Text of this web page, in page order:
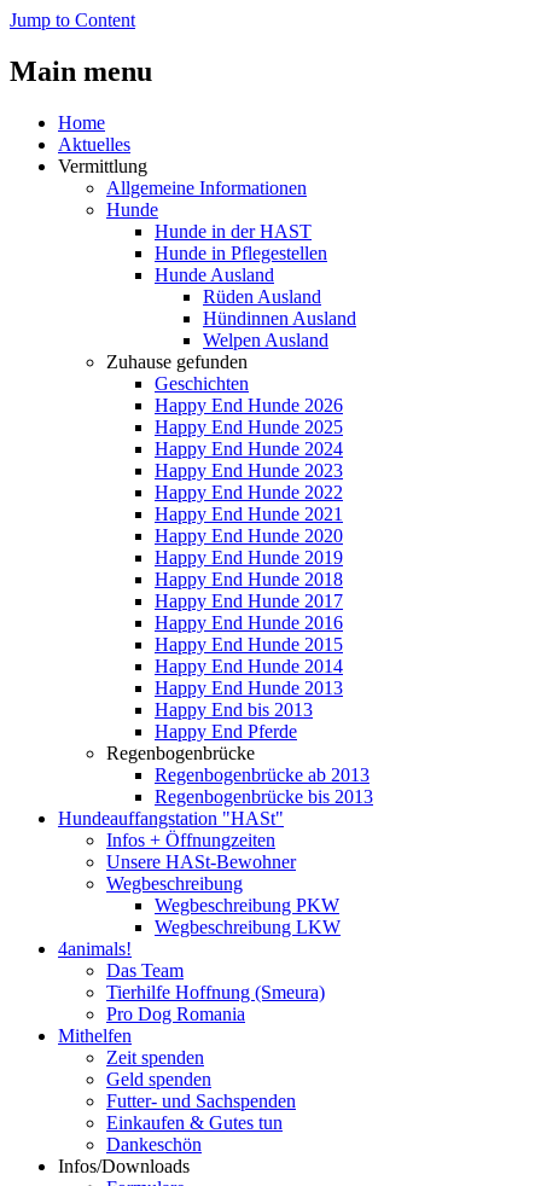
Jump to Content
Main menu
Home
Aktuelles
Vermittlung
Allgemeine Informationen
Hunde
Hunde in der HAST
Hunde in Pflegestellen
Hunde Ausland
Rüden Ausland
Hündinnen Ausland
Welpen Ausland
Zuhause gefunden
Geschichten
Happy End Hunde 2026
Happy End Hunde 2025
Happy End Hunde 2024
Happy End Hunde 2023
Happy End Hunde 2022
Happy End Hunde 2021
Happy End Hunde 2020
Happy End Hunde 2019
Happy End Hunde 2018
Happy End Hunde 2017
Happy End Hunde 2016
Happy End Hunde 2015
Happy End Hunde 2014
Happy End Hunde 2013
Happy End bis 2013
Happy End Pferde
Regenbogenbrücke
Regenbogenbrücke ab 2013
Regenbogenbrücke bis 2013
Hundeauffangstation "HASt"
Infos + Öffnungzeiten
Unsere HASt-Bewohner
Wegbeschreibung
Wegbeschreibung PKW
Wegbeschreibung LKW
4animals!
Das Team
Tierhilfe Hoffnung (Smeura)
Pro Dog Romania
Mithelfen
Zeit spenden
Geld spenden
Futter- und Sachspenden
Einkaufen & Gutes tun
Dankeschön
Infos/Downloads